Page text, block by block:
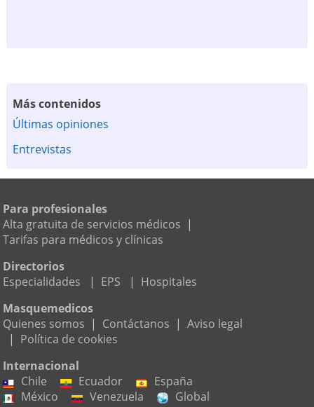
Más contenidos
Últimas opiniones
Entrevistas
Para profesionales
Alta gratuita de servicios médicos |
Tarifas para médicos y clínicas
Directorios
Especialidades
| EPS | Hospitales
Masquemedicos
Quienes somos | Contáctanos | Aviso legal
| Política de cookies
Internacional
Chile
Ecuador
España
México
Venezuela Global